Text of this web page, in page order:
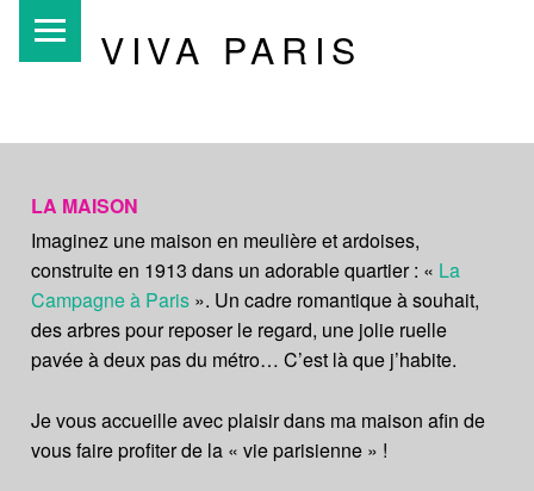
VIVA PARIS
PRIMARY MENU
LA MAISON
Imaginez une maison en meulière et ardoises,
construite en 1913 dans un adorable quartier : « La
Campagne à Paris». Un cadre romantique à souhait,
des arbres pour reposer le regard, une jolie ruelle
pavée à deux pas du métro… C’est là que j’habite.
Je vous accueille avec plaisir dans ma maison afin de
vous faire profiter de la « vie parisienne » !